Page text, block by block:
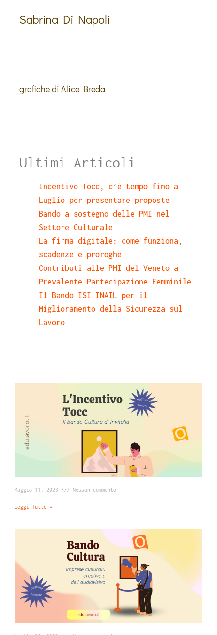
Sabrina Di Napoli
grafiche di Alice Breda
Ultimi Articoli
Incentivo Tocc, c’è tempo fino a
Luglio per presentare proposte
Bando a sostegno delle PMI nel
Settore Culturale
La firma digitale: come funziona,
scadenze e proroghe
Contributi alle PMI del Veneto a
Prevalente Partecipazione Femminile
Il Bando ISI INAIL per il
Miglioramento della Sicurezza sul
Lavoro
Maggio 11, 2023 Nessun commento
Leggi Tutto »